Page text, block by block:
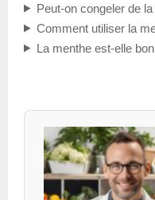
Peut-on congeler de
Comment utiliser la
La menthe est-elle